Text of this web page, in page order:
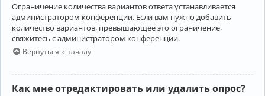
Ограничение количества вариантов ответа устанавливается
администратором конференции. Если вам нужно добавить
количество вариантов, превышающее это ограничение,
свяжитесь с администратором конференции.
Вернуться к началу
Как мне отредактировать или удалить опрос?